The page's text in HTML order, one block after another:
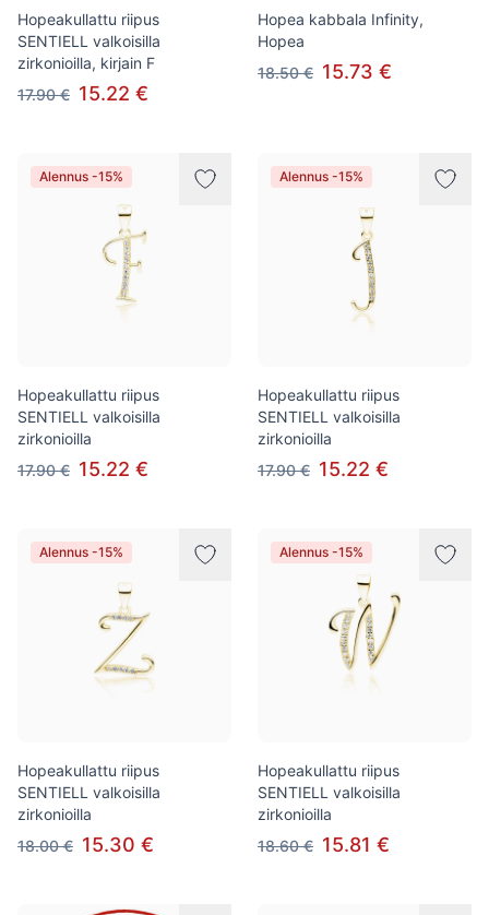
Hopeakullattu riipus
SENTIELL valkoisilla
zirkonioilla, kirjain F
17.90 € 15.22 €
Hopea kabbala Infinity,
Hopea
18.50 € 15.73 €
Alennus -15%
Hopeakullattu riipus
SENTIELL valkoisilla
zirkonioilla
17.90 € 15.22 €
Alennus -15%
Hopeakullattu riipus
SENTIELL valkoisilla
zirkonioilla
17.90 € 15.22 €
Alennus -15%
Hopeakullattu riipus
SENTIELL valkoisilla
zirkonioilla
18.00 € 15.30 €
Alennus -15%
Hopeakullattu riipus
SENTIELL valkoisilla
zirkonioilla
18.60 € 15.81 €